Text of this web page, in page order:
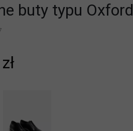
buty typu Oxford